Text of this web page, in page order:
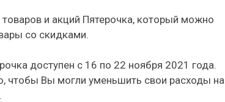
и акций Пятерочка, который можно
со скидками.
доступен с 16 по 22 ноября 2021 года.
чтобы Вы могли уменьшить свои расходы на